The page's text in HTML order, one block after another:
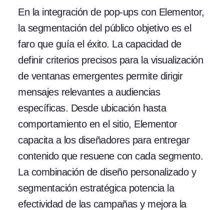
En la integración de pop-ups con Elementor,
la segmentación del público objetivo es el
faro que guía el éxito. La capacidad de
definir criterios precisos para la visualización
de ventanas emergentes permite dirigir
mensajes relevantes a audiencias
específicas. Desde ubicación hasta
comportamiento en el sitio, Elementor
capacita a los diseñadores para entregar
contenido que resuene con cada segmento.
La combinación de diseño personalizado y
segmentación estratégica potencia la
efectividad de las campañas y mejora la